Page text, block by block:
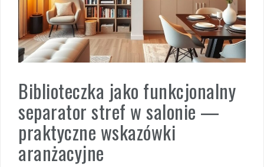
Biblioteczka jako funkcjonalny
separator stref w salonie —
praktyczne wskazówki
aranżacyjne